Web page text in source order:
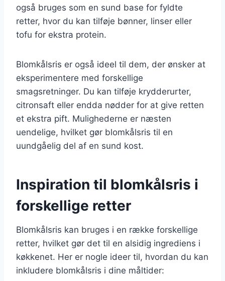
også bruges som en sund base for fyldte
retter, hvor du kan tilføje bønner, linser eller
tofu for ekstra protein.
Blomkålsris er også ideel til dem, der ønsker at
eksperimentere med forskellige
smagsretninger. Du kan tilføje krydderurter,
citronsaft eller endda nødder for at give retten
et ekstra pift. Mulighederne er næsten
uendelige, hvilket gør blomkålsris til en
uundgåelig del af en sund kost.
Inspiration til blomkålsris i
forskellige retter
Blomkålsris kan bruges i en række forskellige
retter, hvilket gør det til en alsidig ingrediens i
køkkenet. Her er nogle ideer til, hvordan du kan
inkludere blomkålsris i dine måltider: